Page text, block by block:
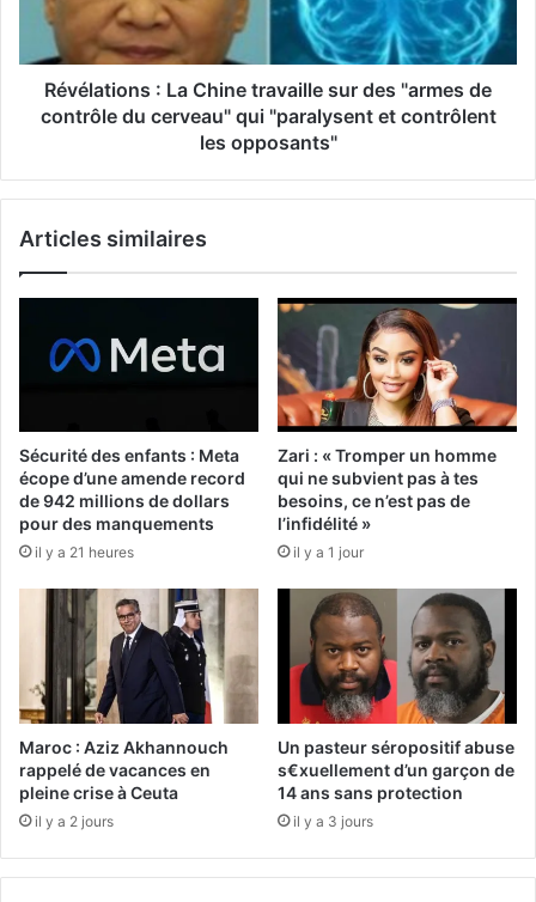
Révélations : La Chine travaille sur des "armes de
contrôle du cerveau" qui "paralysent et contrôlent
les opposants"
Articles similaires
Sécurité des enfants : Meta
écope d’une amende record
de 942 millions de dollars
pour des manquements
il y a 21 heures
Zari : « Tromper un homme
qui ne subvient pas à tes
besoins, ce n’est pas de
l’infidélité »
il y a 1 jour
Maroc : Aziz Akhannouch
rappelé de vacances en
pleine crise à Ceuta
il y a 2 jours
Un pasteur séropositif abuse
s€xuellement d’un garçon de
14 ans sans protection
il y a 3 jours